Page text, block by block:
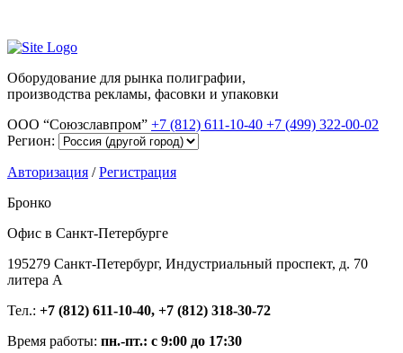
Оборудование для рынка полиграфии,
производства рекламы, фасовки и упаковки
ООО “Союзславпром” +7 (812) 611-10-40 +7 (499) 322-00-02
Регион:
Авторизация /Регистрация
Бронко
Офис в Санкт-Петербурге
195279 Санкт-Петербург, Индустриальный проспект, д. 70
литера А
Тел.: +7 (812) 611-10-40, +7 (812) 318-30-72
Время работы: пн.-пт.: с 9:00 до 17:30